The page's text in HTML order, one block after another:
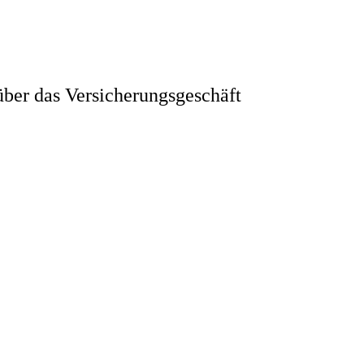
das Versicherungsgeschäft